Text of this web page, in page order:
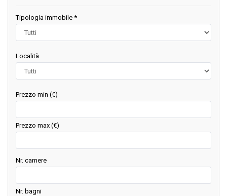
Tipologia immobile *
Località
Prezzo min (€)
Prezzo max (€)
Nr. camere
Nr. bagni